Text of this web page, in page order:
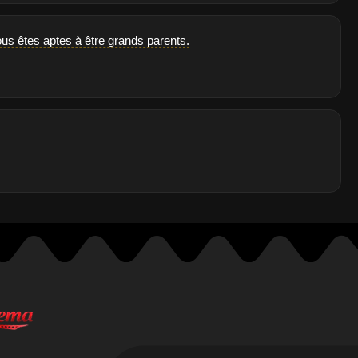
êtes aptes à être grands parents.